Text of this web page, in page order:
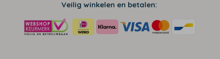
Veilig winkelen en betalen: